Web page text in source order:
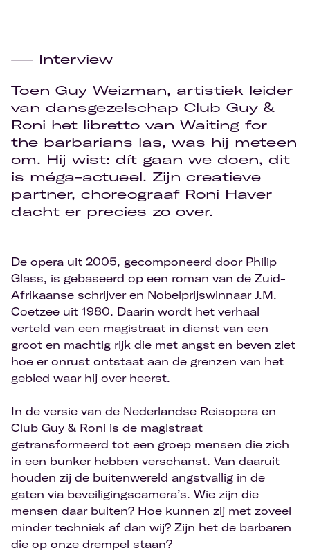
Interview
Toen Guy Weizman, artistiek leider
van dansgezelschap Club Guy &
Roni het libretto van Waiting for
the barbarians las, was hij meteen
om. Hij wist: dít gaan we doen, dit
is méga-actueel. Zijn creatieve
partner, choreograaf Roni Haver
dacht er precies zo over.
De opera uit 2005, gecomponeerd door Philip
Glass, is gebaseerd op een roman van de Zuid-
Afrikaanse schrijver en Nobelprijswinnaar J.M.
Coetzee uit 1980. Daarin wordt het verhaal
verteld van een magistraat in dienst van een
groot en machtig rijk die met angst en beven ziet
hoe er onrust ontstaat aan de grenzen van het
gebied waar hij over heerst.
In de versie van de Nederlandse Reisopera en
Club Guy & Roni is de magistraat
getransformeerd tot een groep mensen die zich
in een bunker hebben verschanst. Van daaruit
houden zij de buitenwereld angstvallig in de
gaten via beveiligingscamera’s. Wie zijn die
mensen daar buiten? Hoe kunnen zij met zoveel
minder techniek af dan wij? Zijn het de barbaren
die op onze drempel staan?